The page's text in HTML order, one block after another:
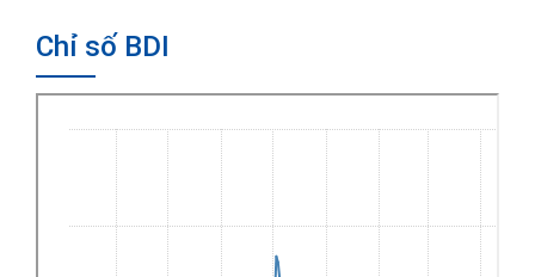
Chỉ số BDI